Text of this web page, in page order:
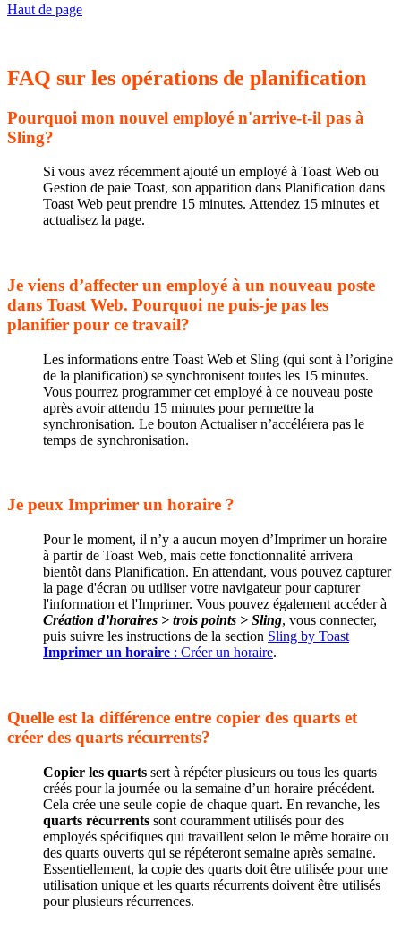
Haut de page
FAQ sur les opérations de planification
Pourquoi mon nouvel employé n'arrive-t-il pas à
Sling?
Si vous avez récemment ajouté un employé à Toast Web ou
Gestion de paie Toast, son apparition dans Planification dans
Toast Web peut prendre 15 minutes. Attendez 15 minutes et
actualisez la page.
Je viens d’affecter un employé à un nouveau poste
dans Toast Web. Pourquoi ne puis-je pas les
planifier pour ce travail?
Les informations entre Toast Web et Sling (qui sont à l’origine
de la planification) se synchronisent toutes les 15 minutes.
Vous pourrez programmer cet employé à ce nouveau poste
après avoir attendu 15 minutes pour permettre la
synchronisation. Le bouton Actualiser n’accélérera pas le
temps de synchronisation.
Je peux Imprimer un horaire ?
Pour le moment, il n’y a aucun moyen d’Imprimer un horaire
à partir de Toast Web, mais cette fonctionnalité arrivera
bientôt dans Planification. En attendant, vous pouvez capturer
la page d'écran ou utiliser votre navigateur pour capturer
l'information et l'Imprimer. Vous pouvez également accéder à
Création d’horaires > trois points > Sling, vous connecter,
puis suivre les instructions de la section Sling by Toast
Imprimer un horaire : Créer un horaire.
Quelle est la différence entre copier des quarts et
créer des quarts récurrents?
Copier les quarts sert à répéter plusieurs ou tous les quarts
créés pour la journée ou la semaine d’un horaire précédent.
Cela crée une seule copie de chaque quart. En revanche, les
quarts récurrents sont couramment utilisés pour des
employés spécifiques qui travaillent selon le même horaire ou
des quarts ouverts qui se répéteront semaine après semaine.
Essentiellement, la copie des quarts doit être utilisée pour une
utilisation unique et les quarts récurrents doivent être utilisés
pour plusieurs récurrences.